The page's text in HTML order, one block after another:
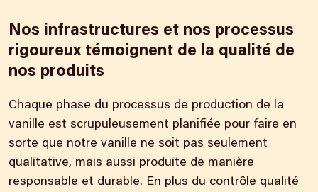
Nos infrastructures et nos processus
rigoureux témoignent de la qualité de
nos produits
Chaque phase du processus de production de la
vanille est scrupuleusement planifiée pour faire en
sorte que notre vanille ne soit pas seulement
qualitative, mais aussi produite de manière
responsable et durable. En plus du contrôle qualité